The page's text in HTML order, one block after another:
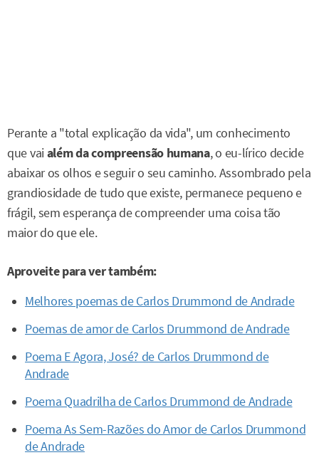
Perante a "total explicação da vida", um conhecimento
que vai além da compreensão humana, o eu-lírico decide
abaixar os olhos e seguir o seu caminho. Assombrado pela
grandiosidade de tudo que existe, permanece pequeno e
frágil, sem esperança de compreender uma coisa tão
maior do que ele.
Aproveite para ver também:
Melhores poemas de Carlos Drummond de Andrade
Poemas de amor de Carlos Drummond de Andrade
Poema E Agora, José? de Carlos Drummond de
Andrade
Poema Quadrilha de Carlos Drummond de Andrade
Poema As Sem-Razões do Amor de Carlos Drummond
de Andrade